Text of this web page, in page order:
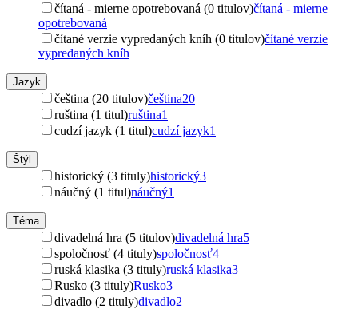
čítaná - mierne opotrebovaná (0 titulov)čítaná - mierne
opotrebovaná
čítané verzie vypredaných kníh (0 titulov)čítané verzie
vypredaných kníh
Jazyk
čeština (20 titulov)čeština20
ruština (1 titul)ruština1
cudzí jazyk (1 titul)cudzí jazyk1
Štýl
historický (3 tituly)historický3
náučný (1 titul)náučný1
Téma
divadelná hra (5 titulov)divadelná hra5
spoločnosť (4 tituly)spoločnosť4
ruská klasika (3 tituly)ruská klasika3
Rusko (3 tituly)Rusko3
divadlo (2 tituly)divadlo2